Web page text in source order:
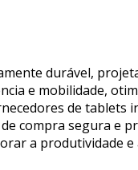
durável,
e mobilidade,
de
compra segura e
a produtividade e